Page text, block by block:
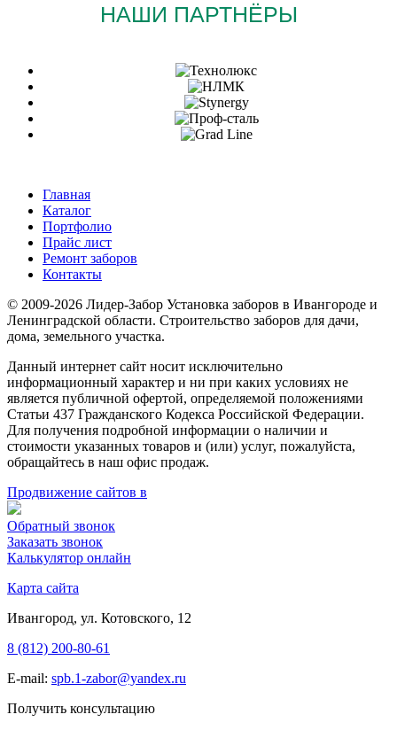
НАШИ ПАРТНЁРЫ
Главная
Каталог
Портфолио
Прайс лист
Ремонт заборов
Контакты
© 2009-2026 Лидер-Забор Установка заборов в Ивангороде и
Ленинградской области. Строительство заборов для дачи,
дома, земельного участка.
Данный интернет сайт носит исключительно
информационный характер и ни при каких условиях не
является публичной офертой, определяемой положениями
Статьи 437 Гражданского Кодекса Российской Федерации.
Для получения подробной информации о наличии и
стоимости указанных товаров и (или) услуг, пожалуйста,
обращайтесь в наш офис продаж.
Продвижение сайтов в
Обратный звонок
Заказать звонок
Калькулятор онлайн
Карта сайта
Ивангород, ул. Котовского, 12
8 (812) 200-80-61
E-mail: spb.1-zabor@yandex.ru
Получить консультацию